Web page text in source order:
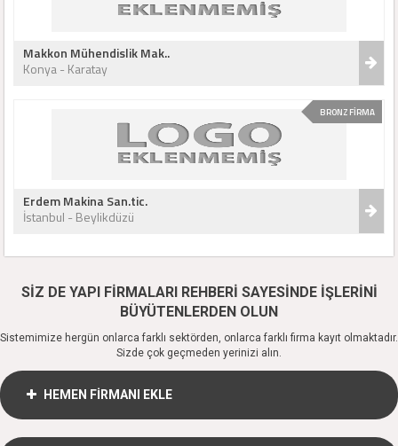
Makkon Mühendislik Mak..
Konya - Karatay
BRONZ FİRMA
Erdem Makina San.tic.
İstanbul - Beylikdüzü
SİZ DE YAPI FİRMALARI REHBERİ SAYESİNDE İŞLERİNİ
BÜYÜTENLERDEN OLUN
Sistemimize hergün onlarca farklı sektörden, onlarca farklı firma kayıt olmaktadır.
Sizde çok geçmeden yerinizi alın.
HEMEN FİRMANI EKLE